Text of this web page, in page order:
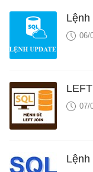
Lệnh
06/
07/
Lệnh